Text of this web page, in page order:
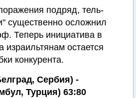
подряд, тель-
существенно осложнил
Теперь инициатива в
израильтянам остается
конкурента.
Сербия) -
Турция) 63:80